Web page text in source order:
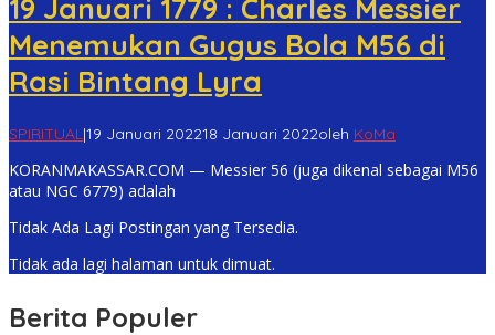
19 Januari 1779 : Charles Messier
Menemukan Gugus Bola M56 di
Rasi Bintang Lyra
SPIRITUAL |19 Januari 202218 Januari 2022oleh KoMa
KORANMAKASSAR.COM — Messier 56 (juga dikenal sebagai M56
atau NGC 6779) adalah
Tidak Ada Lagi Postingan yang Tersedia.
Tidak ada lagi halaman untuk dimuat.
Berita Populer